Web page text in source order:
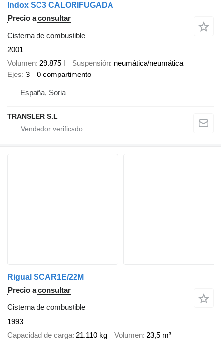
Indox SC3 CALORIFUGADA
Precio a consultar
Cisterna de combustible
2001
Volumen 29.875 l Suspensión neumática/neumática
Ejes 3 0 compartimento
España, Soria
TRANSLER S.L
Rigual SCAR1E/22M
Precio a consultar
Cisterna de combustible
1993
Capacidad de carga 21.110 kg Volumen 23,5 m³